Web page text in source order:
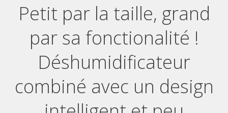
Petit par la taille, grand
par sa fonctionalité !
Déshumidificateur
combiné avec un design